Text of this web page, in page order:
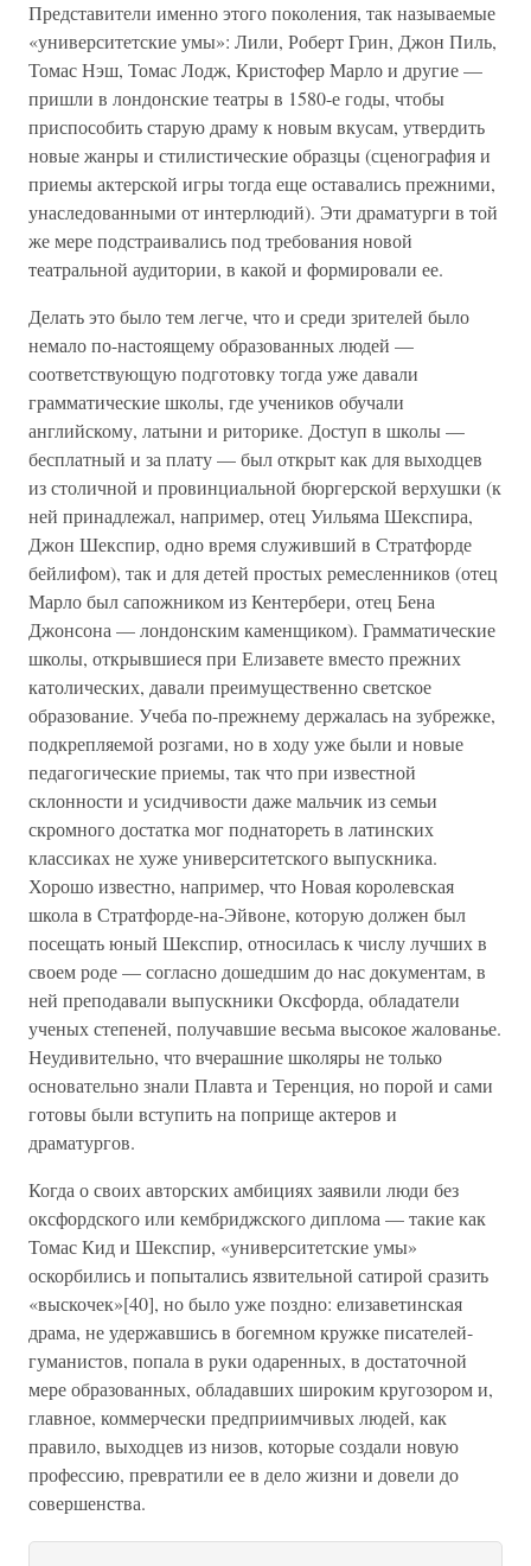
Представители именно этого поколения, так называемые
«университетские умы»: Лили, Роберт Грин, Джон Пиль,
Томас Нэш, Томас Лодж, Кристофер Марло и другие —
пришли в лондонские театры в 1580-е годы, чтобы
приспособить старую драму к новым вкусам, утвердить
новые жанры и стилистические образцы (сценография и
приемы актерской игры тогда еще оставались прежними,
унаследованными от интерлюдий). Эти драматурги в той
же мере подстраивались под требования новой
театральной аудитории, в какой и формировали ее.
Делать это было тем легче, что и среди зрителей было
немало по-настоящему образованных людей —
соответствующую подготовку тогда уже давали
грамматические школы, где учеников обучали
английскому, латыни и риторике. Доступ в школы —
бесплатный и за плату — был открыт как для выходцев
из столичной и провинциальной бюргерской верхушки (к
ней принадлежал, например, отец Уильяма Шекспира,
Джон Шекспир, одно время служивший в Стратфорде
бейлифом), так и для детей простых ремесленников (отец
Марло был сапожником из Кентербери, отец Бена
Джонсона — лондонским каменщиком). Грамматические
школы, открывшиеся при Елизавете вместо прежних
католических, давали преимущественно светское
образование. Учеба по-прежнему держалась на зубрежке,
подкрепляемой розгами, но в ходу уже были и новые
педагогические приемы, так что при известной
склонности и усидчивости даже мальчик из семьи
скромного достатка мог поднатореть в латинских
классиках не хуже университетского выпускника.
Хорошо известно, например, что Новая королевская
школа в Стратфорде-на-Эйвоне, которую должен был
посещать юный Шекспир, относилась к числу лучших в
своем роде — согласно дошедшим до нас документам, в
ней преподавали выпускники Оксфорда, обладатели
ученых степеней, получавшие весьма высокое жалованье.
Неудивительно, что вчерашние школяры не только
основательно знали Плавта и Теренция, но порой и сами
готовы были вступить на поприще актеров и
драматургов.
Когда о своих авторских амбициях заявили люди без
оксфордского или кембриджского диплома — такие как
Томас Кид и Шекспир, «университетские умы»
оскорбились и попытались язвительной сатирой сразить
«выскочек»[40], но было уже поздно: елизаветинская
драма, не удержавшись в богемном кружке писателей-
гуманистов, попала в руки одаренных, в достаточной
мере образованных, обладавших широким кругозором и,
главное, коммерчески предприимчивых людей, как
правило, выходцев из низов, которые создали новую
профессию, превратили ее в дело жизни и довели до
совершенства.